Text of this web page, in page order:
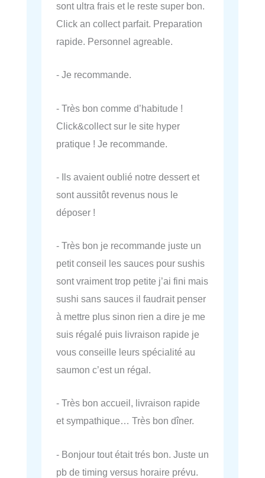
sont ultra frais et le reste super bon.
Click an collect parfait. Preparation
rapide. Personnel agreable.
- Je recommande.
- Très bon comme d’habitude !
Click&collect sur le site hyper
pratique ! Je recommande.
- Ils avaient oublié notre dessert et
sont aussitôt revenus nous le
déposer !
- Très bon je recommande juste un
petit conseil les sauces pour sushis
sont vraiment trop petite j’ai fini mais
sushi sans sauces il faudrait penser
à mettre plus sinon rien a dire je me
suis régalé puis livraison rapide je
vous conseille leurs spécialité au
saumon c’est un régal.
- Très bon accueil, livraison rapide
et sympathique… Très bon dîner.
- Bonjour tout était trés bon. Juste un
pb de timing versus horaire prévu.